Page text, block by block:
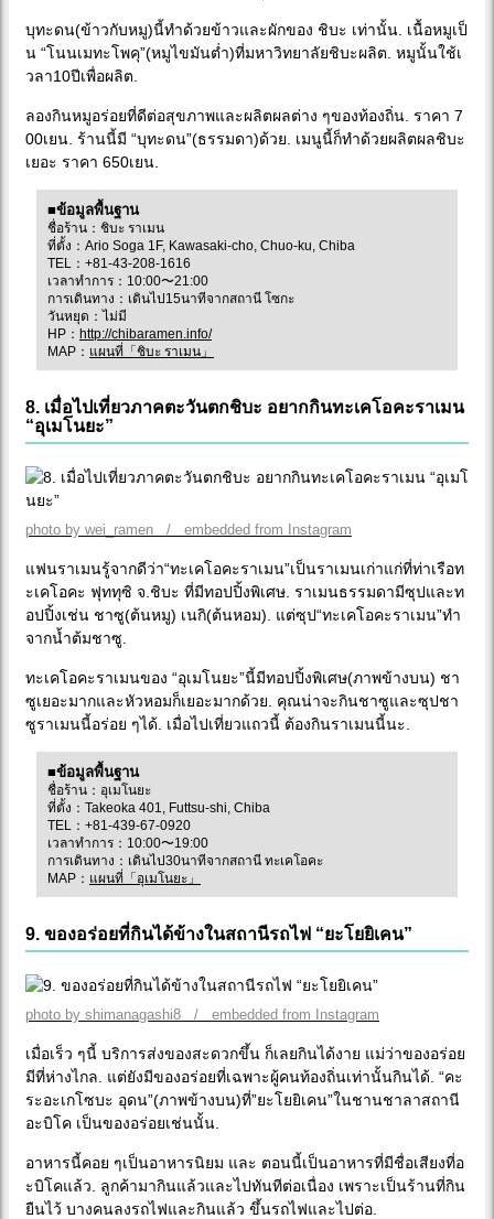
บุทะดน(ข้าวกับหมู)นี้ทำด้วยข้าวและผักของ ชิบะ เท่านั้น. เนื้อหมูเป็
น “โนนเมทะโพคุ”(หมูไขมันต่ำ)ที่มหาวิทยาลัยชิบะผลิต. หมูนั้นใช้เ
วลา10ปีเพื่อผลิต.
ลองกินหมูอร่อยที่ดีต่อสุขภาพและผลิตผลต่าง ๆของท้องถิ่น. ราคา 7
00เยน. ร้านนี้มี “บุทะดน”(ธรรมดา)ด้วย. เมนูนี้ก็ทำด้วยผลิตผลชิบะ
เยอะ ราคา 650เยน.
■ข้อมูลพื้นฐาน
ชื่อร้าน：ชิบะ ราเมน
ที่ตั้ง：Ario Soga 1F, Kawasaki-cho, Chuo-ku, Chiba
TEL：+81-43-208-1616
เวลาทำการ：10:00〜21:00
การเดินทาง：เดินไป15นาทีจากสถานี โซกะ
วันหยุด：ไม่มี
HP： http://chibaramen.info/
MAP： แผนที่「ชิบะ ราเมน」
8. เมื่อไปเที่ยวภาคตะวันตกชิบะ อยากกินทะเคโอคะราเมน
“อุเมโนยะ”
photo by wei_ramen / embedded from Instagram
แฟนราเมนรู้จากดีว่า“ทะเคโอคะราเมน”เป็นราเมนเก่าแก่ที่ท่าเรือท
ะเคโอคะ ฟุททุซิ จ.ชิบะ ที่มีทอปปิ้งพิเศษ. ราเมนธรรมดามีซุปและท
อปปิ้งเช่น ชาซู(ต้นหมู) เนกิ(ต้นหอม). แต่ซุป“ทะเคโอคะราเมน”ทำ
จากน้ำต้มชาซู.
ทะเคโอคะราเมนของ “อุเมโนยะ”นี้มีทอปปิ้งพิเศษ(ภาพข้างบน) ชา
ซูเยอะมากและหัวหอมก็เยอะมากด้วย. คุณน่าจะกินชาซูและซุปชา
ซูราเมนนี้อร่อย ๆได้. เมื่อไปเที่ยวแถวนี้ ต้องกินราเมนนี้นะ.
■ข้อมูลพื้นฐาน
ชื่อร้าน：อุเมโนยะ
ที่ตั้ง：Takeoka 401, Futtsu-shi, Chiba
TEL：+81-439-67-0920
เวลาทำการ：10:00〜19:00
การเดินทาง：เดินไป30นาทีจากสถานี ทะเคโอคะ
MAP： แผนที่「อุเมโนยะ」
9. ของอร่อยที่กินได้ข้างในสถานีรถไฟ “ยะโยยิเคน”
photo by shimanagashi8 / embedded from Instagram
เมื่อเร็ว ๆนี้ บริการส่งของสะดวกขึ้น ก็เลยกินได้งาย แม่ว่าของอร่อย
มีที่ห่างไกล. แต่ยังมีของอร่อยที่เฉพาะผู้คนท้องถิ่นเท่านั้นกินได้. “คะ
ระอะเกโซบะ อุดน”(ภาพข้างบน)ที่”ยะโยยิเคน”ในชานชาลาสถานี
อะบิโค เป็นของอร่อยเช่นนั้น.
อาหารนี้คอย ๆเป็นอาหารนิยม และ ตอนนี้เป็นอาหารที่มีชื่อเสียงที่อ
ะบิโคแล้ว. ลูกค้ามากินแล้วและไปทันทีต่อเนื่อง เพราะเป็นร้านที่กิน
ยืนไว้ บางคนลงรถไฟและกินแล้ว ขึ้นรถไฟและไปต่อ.